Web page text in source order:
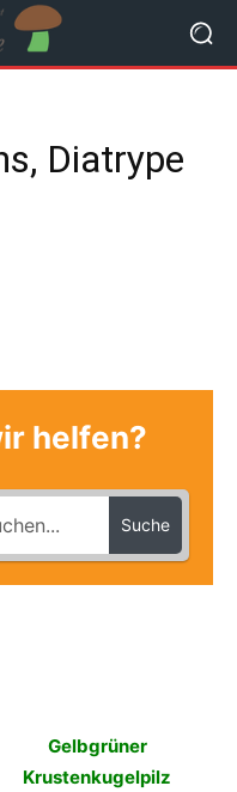
Diatrype
helfen?
Suche
Gelbgrüner
Krustenkugelpilz